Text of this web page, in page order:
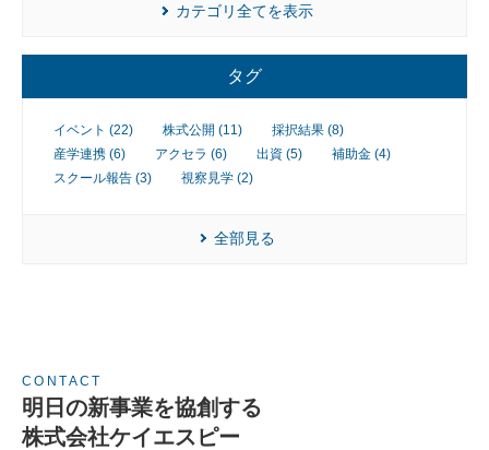
ト
ク企
カテゴリ全てを表示
タグ
イベント (22) 株式公開 (11)
採択結果 (8)
産学連携 (6)
アクセラ (6) 出資 (5)
補助金 (4)
スクール報告 (3)
視察見学 (2)
全部見る
CONTACT
明日の新事業を協創する
株式会社ケイエスピー